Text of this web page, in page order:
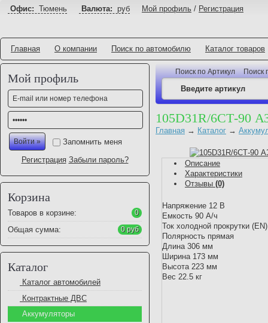
Офис: Тюмень Валюта: руб Мой профиль / Регистрация
Главная О компании Поиск по автомобилю Каталог товаров
Мой профиль
Запомнить меня
Регистрация Забыли пароль?
Корзина
Товаров в корзине: 0
Общая сумма: 0 руб
Каталог
Каталог автомобилей
Контрактные ДВС
Аккумуляторы
Поиск по Артикул Поиск
105D31R/6СТ-90
Главная → Каталог →
Описание
Характеристики
Отзывы (0)
Напряжение 12 В
Емкость 90 А/ч
Ток холодной прокрутки
Полярность прямая
Длина 306 мм
Ширина 173 мм
Высота 223 мм
Вес 22.5 кг